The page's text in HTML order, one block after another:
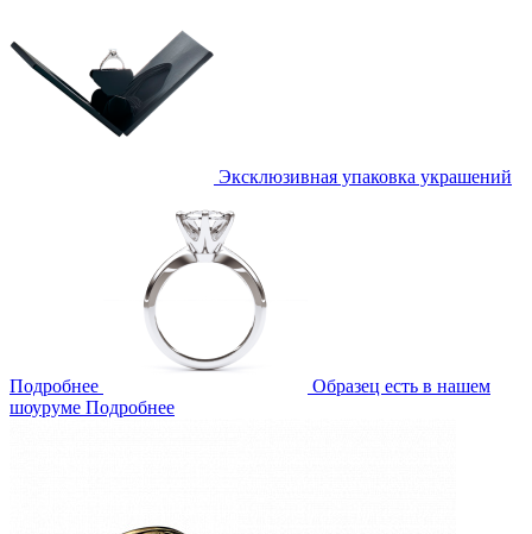
Эксклюзивная упаковка украшений
Подробнее
Образец есть в нашем
шоуруме Подробнее